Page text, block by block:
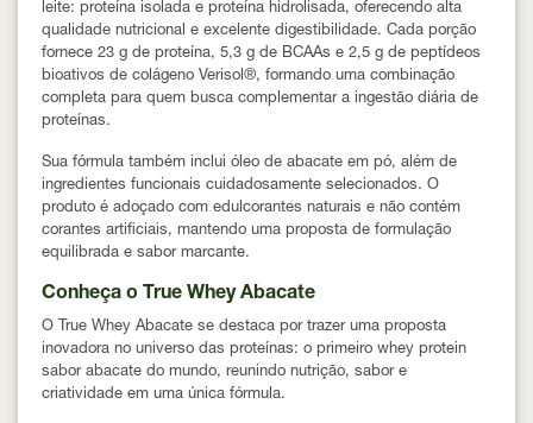
leite: proteína isolada e proteína hidrolisada, oferecendo alta
qualidade nutricional e excelente digestibilidade. Cada porção
fornece 23 g de proteína, 5,3 g de BCAAs e 2,5 g de peptídeos
bioativos de colágeno Verisol®, formando uma combinação
completa para quem busca complementar a ingestão diária de
proteínas.
Sua fórmula também inclui óleo de abacate em pó, além de
ingredientes funcionais cuidadosamente selecionados. O
produto é adoçado com edulcorantes naturais e não contém
corantes artificiais, mantendo uma proposta de formulação
equilibrada e sabor marcante.
Conheça o True Whey Abacate
O True Whey Abacate se destaca por trazer uma proposta
inovadora no universo das proteínas: o primeiro whey protein
sabor abacate do mundo, reunindo nutrição, sabor e
criatividade em uma única fórmula.